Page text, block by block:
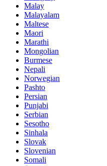
Malay
Malayalam
Maltese
Maori
Marathi
Mongolian
Burmese
Nepali
Norwegian
Pashto
Persian
Punjabi
Serbian
Sesotho
Sinhala
Slovak
Slovenian
Somali